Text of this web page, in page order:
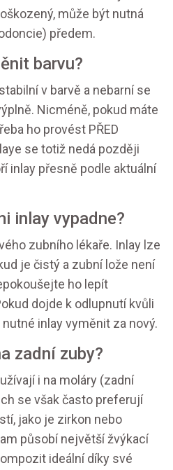
může být nutná
předem.
barvu?
v barvě a nebarní se
Nicméně, pokud máte
ho provést PŘED
se totiž nedá později
inlay přesně podle aktuální
inlay vypadne?
zubního lékaře. Inlay lze
je čistý a zubní lože není
ho lepít
dojde k odlupnutí kvůli
inlay vyměnit za nový.
zadní zuby?
i na moláry (zadní
se však často preferují
jako je zirkon nebo
působí největší žvýkací
ideální díky své